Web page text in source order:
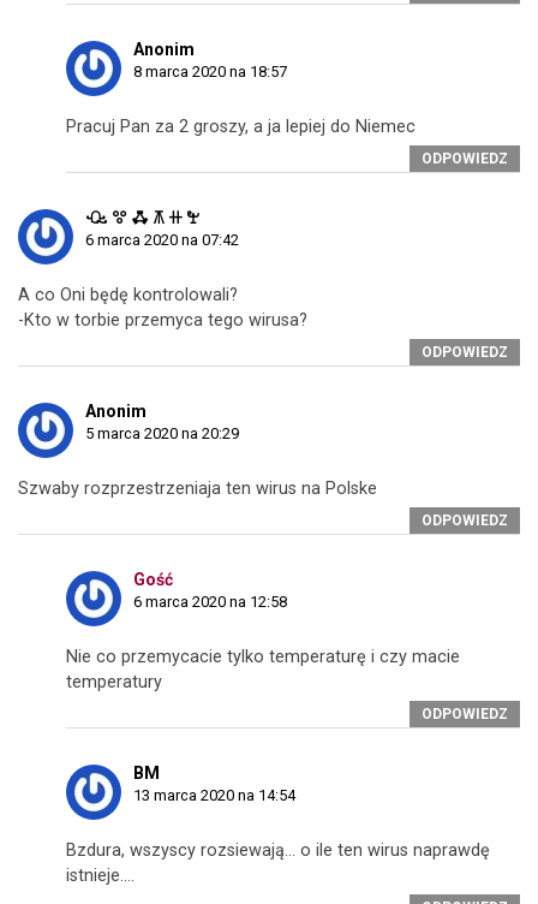
Anonim
8 marca 2020 na 18:57
Pracuj Pan za 2 groszy, a ja lepiej do Niemec
ODPOWIEDZ
ꘐ ꖜ ꗈ ꕧ ꔠ ꖟ
6 marca 2020 na 07:42
A co Oni będę kontrolowali?
-Kto w torbie przemyca tego wirusa?
ODPOWIEDZ
Anonim
5 marca 2020 na 20:29
Szwaby rozprzestrzeniaja ten wirus na Polske
ODPOWIEDZ
Gość
6 marca 2020 na 12:58
Nie co przemycacie tylko temperaturę i czy macie
temperatury
ODPOWIEDZ
BM
13 marca 2020 na 14:54
Bzdura, wszyscy rozsiewają… o ile ten wirus naprawdę
istnieje….